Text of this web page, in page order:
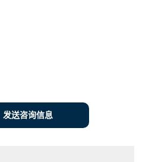
发送咨询信息